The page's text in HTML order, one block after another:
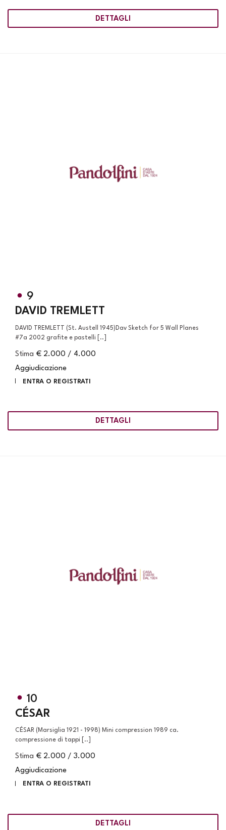
DETTAGLI
9
DAVID TREMLETT
DAVID TREMLETT (St. Austell 1945)Dav Sketch for 5 Wall Planes
#7a 2002 grafite e pastelli [..]
Stima € 2.000 / 4.000
Aggiudicazione
ENTRA O REGISTRATI
DETTAGLI
10
CÉSAR
CÉSAR (Marsiglia 1921 - 1998) Mini compression 1989 ca.
compressione di tappi [..]
Stima € 2.000 / 3.000
Aggiudicazione
ENTRA O REGISTRATI
DETTAGLI